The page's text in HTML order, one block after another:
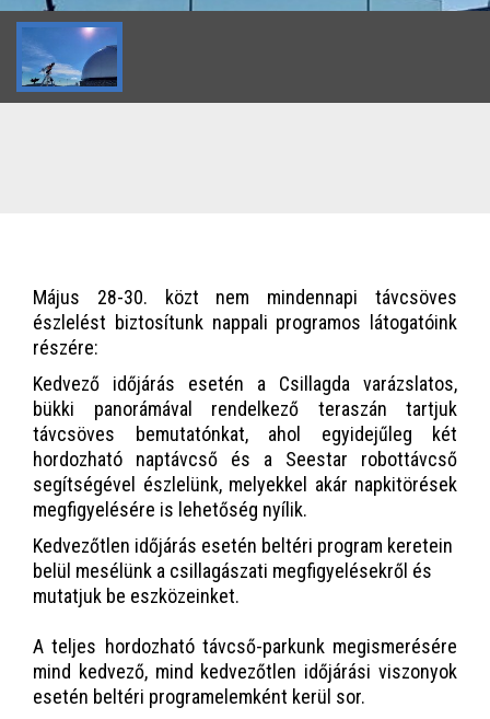
Május 28-30. közt nem mindennapi távcsöves
észlelést biztosítunk nappali programos látogatóink
részére:
Kedvező időjárás esetén a Csillagda varázslatos,
bükki panorámával rendelkező teraszán tartjuk
távcsöves bemutatónkat, ahol egyidejűleg két
hordozható naptávcső és a Seestar robottávcső
segítségével észlelünk, melyekkel akár napkitörések
megfigyelésére is lehetőség nyílik.
Kedvezőtlen időjárás esetén beltéri program keretein
belül mesélünk a csillagászati megfigyelésekről és
mutatjuk be eszközeinket.
A teljes hordozható távcső-parkunk megismerésére
mind kedvező, mind kedvezőtlen időjárási viszonyok
esetén beltéri programelemként kerül sor.